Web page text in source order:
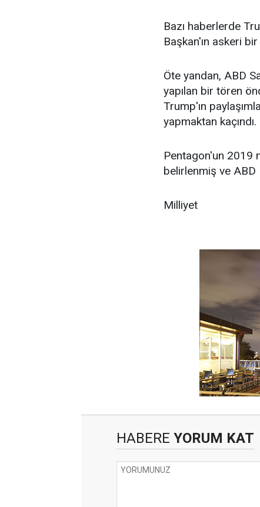
Bazı haberlerde
Başkan'ın askeri
Öte yandan, ABD
yapılan bir tören
Trump'ın
yapmaktan kaçındı.
Pentagon'un 2019
belirlenmiş ve ABD
Milliyet
HABERE YORUM KAT